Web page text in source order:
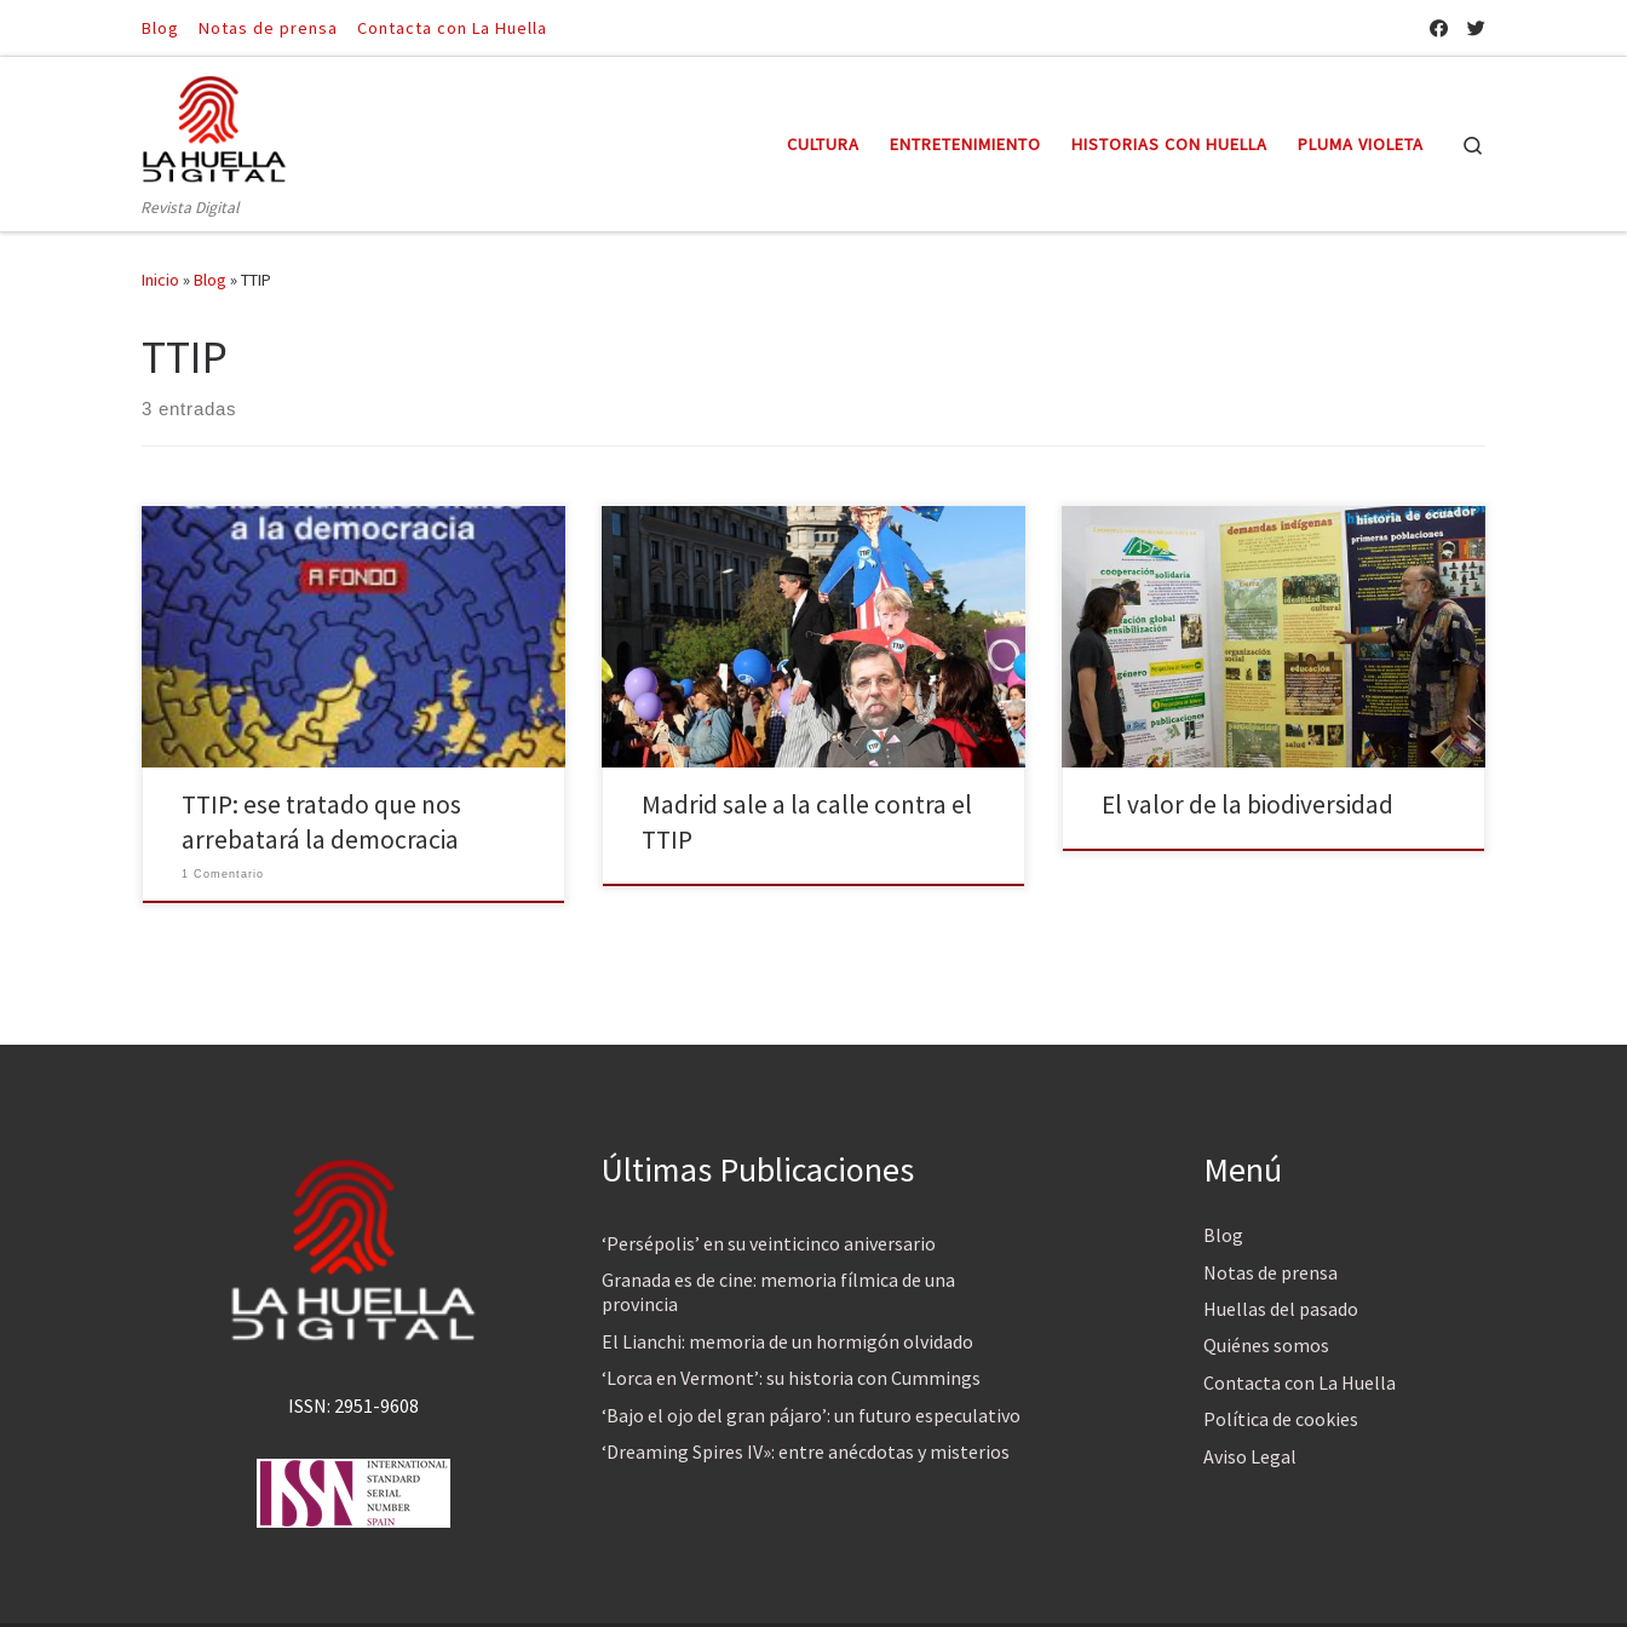
Saltar al contenido
Blog Notas de prensa Contacta con La Huella
Revista Digital
CULTURA ENTRETENIMIENTO HISTORIAS CON HUELLA PLUMA VIOLETA
Inicio »Blog »TTIP
TTIP
3 entradas
Si un ciudadano o una ciudadana piensa en las veces
que se ha tratado el espinoso asunto del Acuerdo
Transatlántico para el Comercio y la Inversión, o TTIP,
como es conocido, en las pantallas de los televisores
o en las páginas de los diarios, se encontrará con que
en muy […]
TTIP: ese tratado que nos
arrebatará la democracia
1 Comentario
Madrid se ha sumado este fin de semana a las
manifestaciones contra el TTIP y otros tratados de
libre comercio entre Estados Unidos y la Unión
Europea. Al grito de “este tratado lo vamos a parar” y
“no somos mercancía”, cientos de personas han
recorrido el centro de la capital […]
Madrid sale a la calle contra el
TTIP
La exposición “La Amazonía, vida en armonía” pone
en valor la pérdida de biodiversidad en el planeta y la
amenaza que supone para el medioambiente y la
ciudadanía la firma del Tratado de Libre Comercio
entre Estados Unidos y la Unión Europea. Bajo el
programa “Tejiendo en verde”, el Mercao Social […]
El valor de la biodiversidad
ISSN: 2951-9608
Últimas Publicaciones
‘Persépolis’ en su veinticinco aniversario
Granada es de cine: memoria fílmica de una
provincia
El Lianchi: memoria de un hormigón olvidado
‘Lorca en Vermont’: su historia con Cummings
‘Bajo el ojo del gran pájaro’: un futuro especulativo
‘Dreaming Spires IV»: entre anécdotas y misterios
Menú
Blog
Notas de prensa
Huellas del pasado
Quiénes somos
Contacta con La Huella
Política de cookies
Aviso Legal